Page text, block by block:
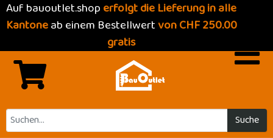
Auf bauoutlet.shoperfolgt die Lieferung in alle
Kantoneab einem Bestellwertvon CHF 250.00
gratis
Suche